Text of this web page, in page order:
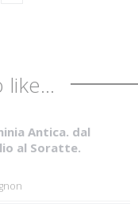
Antica. dal
al Soratte.